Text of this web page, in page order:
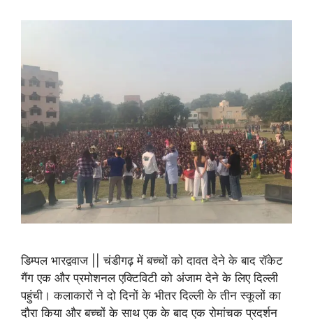
डिम्पल भारद्ववाज || चंडीगढ़ में बच्चों को दावत देने के बाद रॉकेट
गैंग एक और प्रमोशनल एक्टिविटी को अंजाम देने के लिए दिल्ली
पहुंची। कलाकारों ने दो दिनों के भीतर दिल्ली के तीन स्कूलों का
दौरा किया और बच्चों के साथ एक के बाद एक रोमांचक प्रदर्शन